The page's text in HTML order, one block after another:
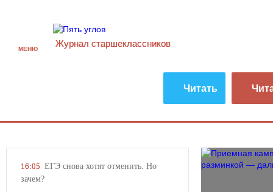
МЕНЮ
Журнал старшекласcников
Читать
16:05 ЕГЭ снова хотят отменить. Но
зачем?